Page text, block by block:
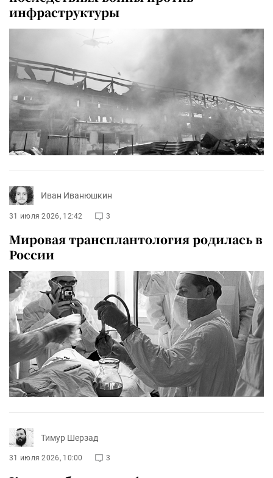
инфраструктуры
Иван Иванюшкин
31 июля 2026, 12:42 3
Мировая трансплантология родилась в
России
Тимур Шерзад
31 июля 2026, 10:00 3